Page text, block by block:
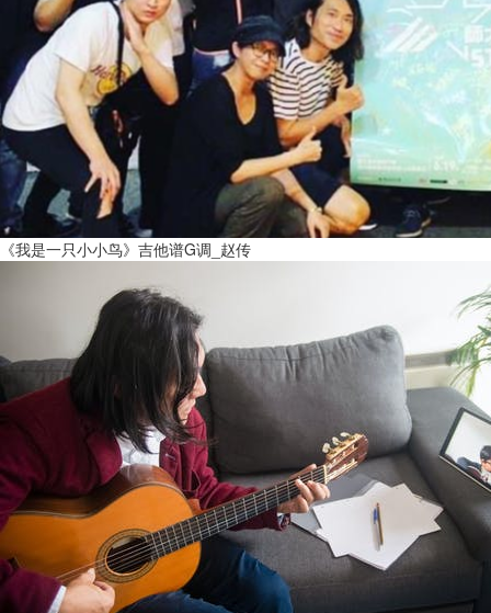
《我是一只小小鸟》吉他谱G调_赵传